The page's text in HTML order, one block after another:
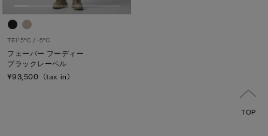
TEI1 5°C / -5°C
フェーバー フーディー
ブラックレーベル
¥93,500（tax in）
TOP